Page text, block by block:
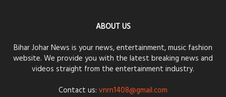
ABOUT US
Bihar Johar News is your news, entertainment, music fashion
website. We provide you with the latest breaking news and
videos straight from the entertainment industry.
Contact us: vnrn1408@gmail.com